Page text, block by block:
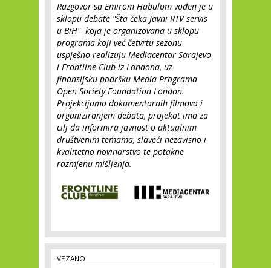
Razgovor sa Emirom Habulom vođen je u
sklopu debate "Šta čeka Javni RTV servis
u BiH" koja je organizovana u sklopu
programa koji već četvrtu sezonu
uspješno realizuju Mediacentar Sarajevo
i Frontline Club iz Londona, uz
finansijsku podršku Media Programa
Open Society Foundation London.
Projekcijama dokumentarnih filmova i
organiziranjem debata, projekat ima za
cilj da informira javnost o aktualnim
društvenim temama, slaveći nezavisno i
kvalitetno novinarstvo te potakne
razmjenu mišljenja.
VEZANO